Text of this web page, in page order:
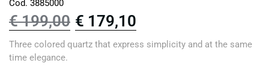
Cod. 3885000
€199,00 € 179,10
Three colored quartz that express simplicity and at the same
time elegance.